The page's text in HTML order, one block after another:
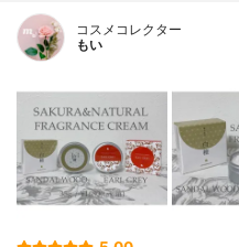
コスメコレクター
もい